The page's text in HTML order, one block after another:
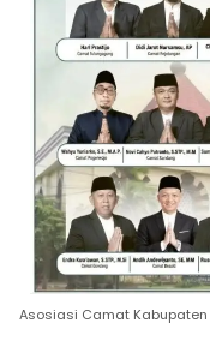
Asosiasi Camat